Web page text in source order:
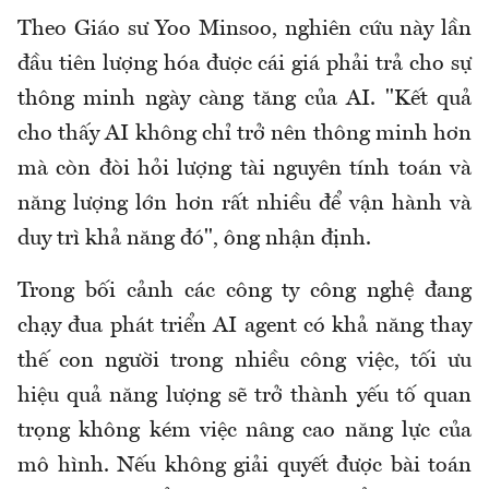
Theo Giáo sư Yoo Minsoo, nghiên cứu này lần
đầu tiên lượng hóa được cái giá phải trả cho sự
thông minh ngày càng tăng của AI. "Kết quả
cho thấy AI không chỉ trở nên thông minh hơn
mà còn đòi hỏi lượng tài nguyên tính toán và
năng lượng lớn hơn rất nhiều để vận hành và
duy trì khả năng đó", ông nhận định.
Trong bối cảnh các công ty công nghệ đang
chạy đua phát triển AI agent có khả năng thay
thế con người trong nhiều công việc, tối ưu
hiệu quả năng lượng sẽ trở thành yếu tố quan
trọng không kém việc nâng cao năng lực của
mô hình. Nếu không giải quyết được bài toán